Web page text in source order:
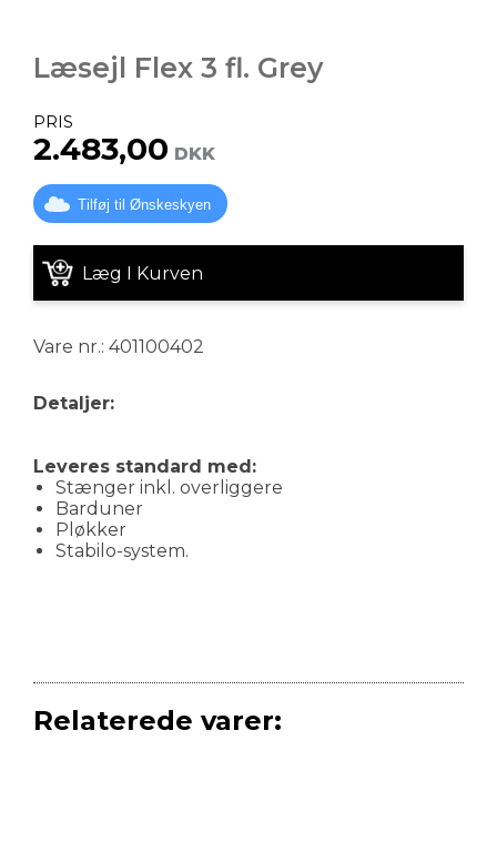
Læsejl Flex 3 fl. Grey
PRIS
2.483,00 DKK
Tilføj til Ønskeskyen
Læg I Kurven
Vare nr.: 401100402
Detaljer:
Leveres standard med:
Stænger inkl. overliggere
Barduner
Pløkker
Stabilo-system.
Relaterede varer: